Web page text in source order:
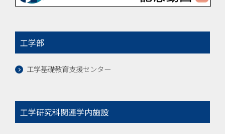
工学部
工学基礎教育支援センター
工学研究科関連学内施設